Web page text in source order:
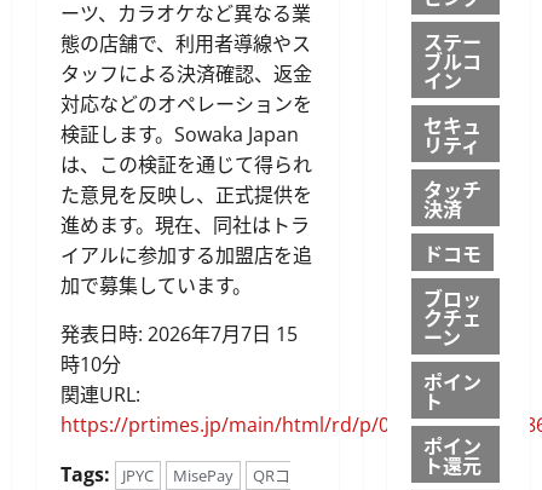
ーツ、カラオケなど異なる業
態の店舗で、利用者導線やス
タッフによる決済確認、返金
対応などのオペレーションを
検証します。Sowaka Japan
は、この検証を通じて得られ
た意見を反映し、正式提供を
進めます。現在、同社はトラ
イアルに参加する加盟店を追
加で募集しています。
発表日時: 2026年7月7日 15
時10分
関連URL:
https://prtimes.jp/main/html/rd/p/
Tags:
JPYC MisePay
QRコ
ステー
ブルコ
イン
セキュ
リティ
タッチ
決済
ドコモ
ブロッ
クチェ
ーン
ポイン
ト
ポイン
ト還元